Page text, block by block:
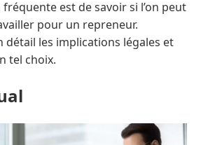
est de savoir si l’on peut
pour un repreneur.
détail les implications légales et
tel choix.